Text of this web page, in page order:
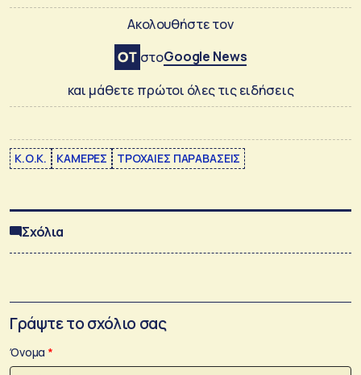
Ακολουθήστε τον
στοGoogle News
και μάθετε πρώτοι όλες τις ειδήσεις
Κ.Ο.Κ. ΚΑΜΕΡΕΣ ΤΡΟΧΑΙΕΣ ΠΑΡΑΒΑΣΕΙΣ
Σχόλια
Γράψτε το σχόλιο σας
Όνομα